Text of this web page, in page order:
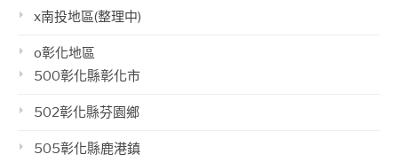
x南投地區(整理中)
o彰化地區
500彰化縣彰化市
502彰化縣芬園鄉
505彰化縣鹿港鎮